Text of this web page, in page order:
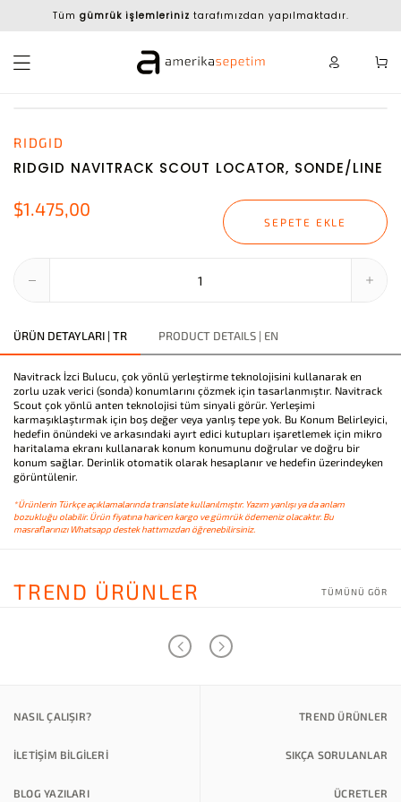
Tüm gümrük işlemleriniz tarafımızdan yapılmaktadır.
RIDGID
RIDGID NAVITRACK SCOUT LOCATOR, SONDE/LINE
$1.475,00
SEPETE EKLE
ÜRÜN DETAYLARI | TR PRODUCT DETAILS | EN
Navitrack İzci Bulucu, çok yönlü yerleştirme teknolojisini kullanarak en
zorlu uzak verici (sonda) konumlarını çözmek için tasarlanmıştır. Navitrack
Scout çok yönlü anten teknolojisi tüm sinyali görür. Yerleşimi
karmaşıklaştırmak için boş değer veya yanlış tepe yok. Bu Konum Belirleyici,
hedefin önündeki ve arkasındaki ayırt edici kutupları işaretlemek için mikro
haritalama ekranı kullanarak konum konumunu doğrular ve doğru bir
konum sağlar. Derinlik otomatik olarak hesaplanır ve hedefin üzerindeyken
görüntülenir.
*Ürünlerin Türkçe açıklamalarında translate kullanılmıştır. Yazım yanlışı ya da anlam
bozukluğu olabilir. Ürün fiyatına haricen kargo ve gümrük ödemeniz olacaktır. Bu
masraflarınızı Whatsapp destek hattımızdan öğrenebilirsiniz.
TREND ÜRÜNLER TÜMÜNÜ GÖR
NASIL ÇALIŞIR? TREND ÜRÜNLER
İLETİŞİM BİLGİLERİ SIKÇA SORULANLAR
BLOG YAZILARI ÜCRETLER